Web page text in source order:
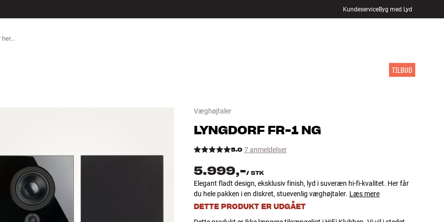
KundeserviceByg med Lyd
TILBUD
Væghøjtaler
LYNGDORF FR-1 NG
5.0 7 anmeldelser
5.999,-/ STK
Elegant fladt design, eksklusiv finish, lyd i suveræn hi-fi-kvalitet. Her får
du hele pakken i en diskret, stuevenlig væghøjtaler. Læs mere
DETTE PRODUKT ER UDGÅET